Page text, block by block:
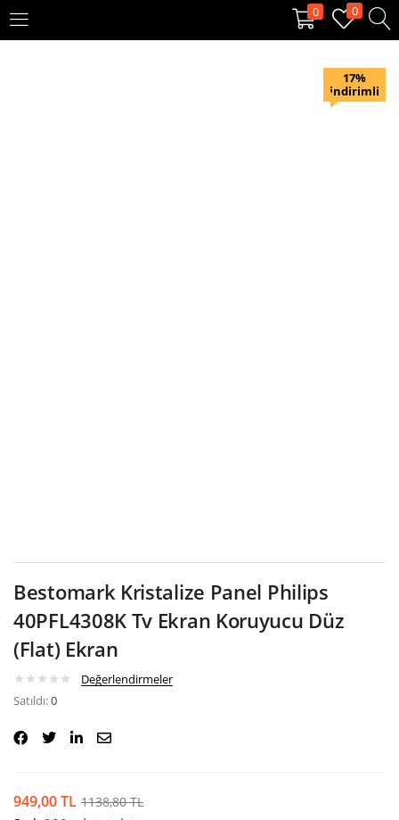
0 0
KAYIT OL
17%
indirimli
Bestomark Kristalize Panel Philips
40PFL4308K Tv Ekran Koruyucu Düz
(Flat) Ekran
Değerlendirmeler
Satıldı:0
949,00TL 1138,80TL